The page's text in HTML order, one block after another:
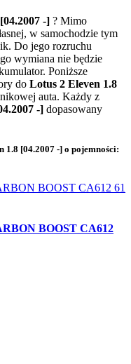
-] ? Mimo
w samochodzie tym
Do jego rozruchu
wymiana nie będzie
Poniższe
do Lotus 2 Eleven 1.8
auta. Każdy z
-] dopasowany
[04.2007 -] o pojemności:
BOOST CA612